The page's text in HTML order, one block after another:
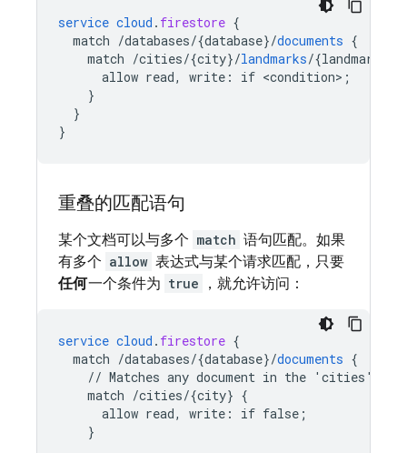
service cloud . firestore {
match /databases/{database}/documents {
match /cities/{city}/landmarks/{landmark
allow read, write : if <condition> ;
}
}
}
重叠的匹配语句
某个文档可以与多个 match 语句匹配。如果
有多个 allow 表达式与某个请求匹配，只要
任何一个条件为 true ，就允许访问：
service cloud . firestore {
match /databases/{database}/documents {
// Matches any document in the 'cities'
match /cities/{city} {
allow read, write : if false ;
}